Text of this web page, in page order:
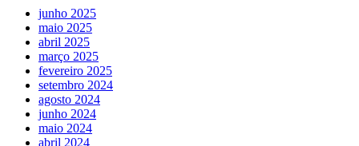
junho 2025
maio 2025
abril 2025
março 2025
fevereiro 2025
setembro 2024
agosto 2024
junho 2024
maio 2024
abril 2024